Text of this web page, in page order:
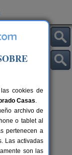
cookies de
Casas.
archivo de
o tablet al
pertenecen a
Las activadas
son las